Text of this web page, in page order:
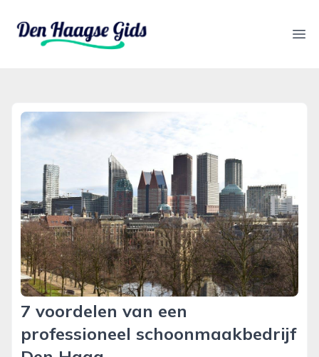
denhaagsegids.nl
7 voordelen van een
professioneel schoonmaakbedrijf